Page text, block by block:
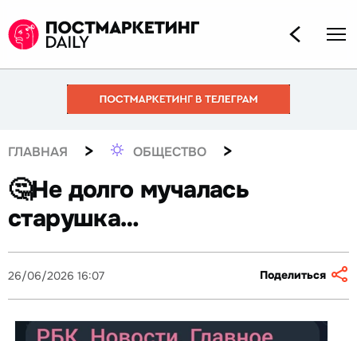
ГЛАВНАЯ > ОБЩЕСТВО >
🤔Не долго мучалась
старушка…
26/06/2026 16:07 Поделиться